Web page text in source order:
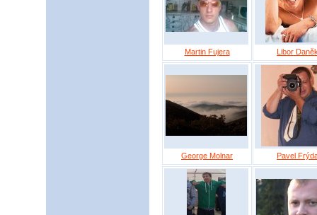
Martin Fujera Libor
George Molnar Pavel